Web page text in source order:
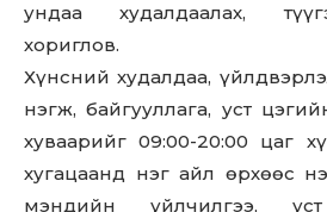
ундаа худалдаалах,
хориглов.
Хүнсний худалдаа,
нэгж, байгууллага, уст
хуваарийг 09:00-20:00 цаг
хугацаанд нэг айл өрхөөс
мэндийн үйлчилгээ,